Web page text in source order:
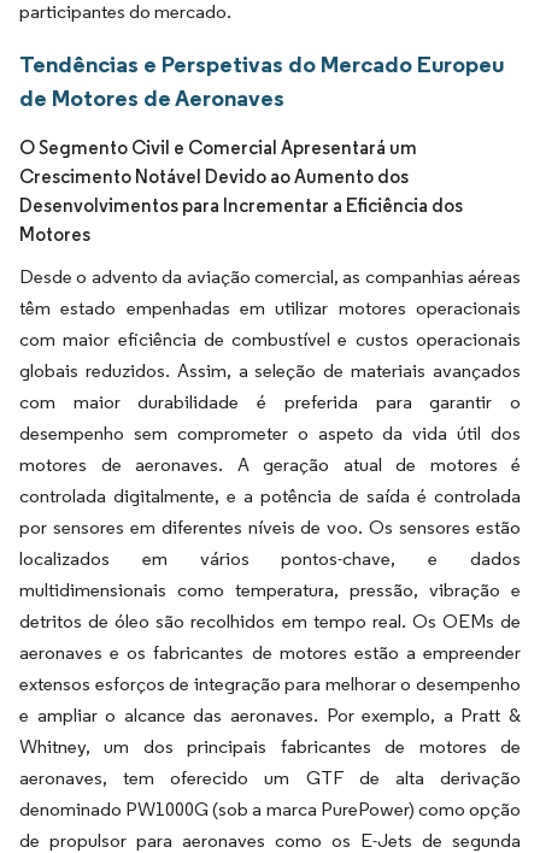
participantes do mercado.
Tendências e Perspetivas do Mercado Europeu
de Motores de Aeronaves
O Segmento Civil e Comercial Apresentará um
Crescimento Notável Devido ao Aumento dos
Desenvolvimentos para Incrementar a Eficiência dos
Motores
Desde o advento da aviação comercial, as companhias aéreas
têm estado empenhadas em utilizar motores operacionais
com maior eficiência de combustível e custos operacionais
globais reduzidos. Assim, a seleção de materiais avançados
com maior durabilidade é preferida para garantir o
desempenho sem comprometer o aspeto da vida útil dos
motores de aeronaves. A geração atual de motores é
controlada digitalmente, e a potência de saída é controlada
por sensores em diferentes níveis de voo. Os sensores estão
localizados em vários pontos-chave, e dados
multidimensionais como temperatura, pressão, vibração e
detritos de óleo são recolhidos em tempo real. Os OEMs de
aeronaves e os fabricantes de motores estão a empreender
extensos esforços de integração para melhorar o desempenho
e ampliar o alcance das aeronaves. Por exemplo, a Pratt &
Whitney, um dos principais fabricantes de motores de
aeronaves, tem oferecido um GTF de alta derivação
denominado PW1000G (sob a marca PurePower) como opção
de propulsor para aeronaves como os E-Jets de segunda